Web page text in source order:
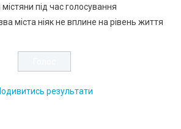
містяни під час голосування
міста ніяк не вплине на рівень життя
результати